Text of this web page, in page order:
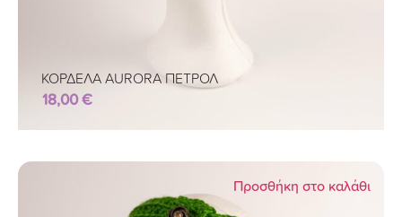
ΚΟΡΔΕΛΑ AURORA ΠΕΤΡΟΛ
18,00€
Προσθήκη στο καλάθι